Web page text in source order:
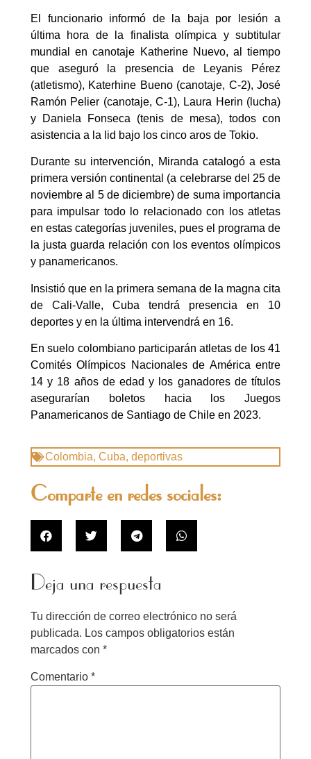
El funcionario informó de la baja por lesión a
última hora de la finalista olímpica y subtitular
mundial en canotaje Katherine Nuevo, al tiempo
que aseguró la presencia de Leyanis Pérez
(atletismo), Katerhine Bueno (canotaje, C-2), José
Ramón Pelier (canotaje, C-1), Laura Herin (lucha)
y Daniela Fonseca (tenis de mesa), todos con
asistencia a la lid bajo los cinco aros de Tokio.
Durante su intervención, Miranda catalogó a esta
primera versión continental (a celebrarse del 25 de
noviembre al 5 de diciembre) de suma importancia
para impulsar todo lo relacionado con los atletas
en estas categorías juveniles, pues el programa de
la justa guarda relación con los eventos olímpicos
y panamericanos.
Insistió que en la primera semana de la magna cita
de Cali-Valle, Cuba tendrá presencia en 10
deportes y en la última intervendrá en 16.
En suelo colombiano participarán atletas de los 41
Comités Olímpicos Nacionales de América entre
14 y 18 años de edad y los ganadores de títulos
asegurarían boletos hacia los Juegos
Panamericanos de Santiago de Chile en 2023.
Colombia, Cuba, deportivas
Comparte en redes sociales:
Deja una respuesta
Tu dirección de correo electrónico no será
publicada. Los campos obligatorios están
marcados con *
Comentario *